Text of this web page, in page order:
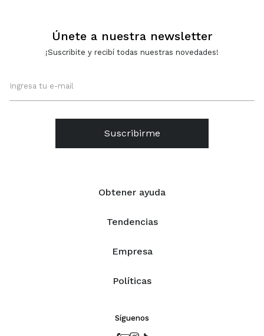
Obtener ayuda
Tendencias
Empresa
Políticas
Únete a nuestra newsletter
¡Suscribite y recibí todas nuestras novedades!
Suscribirme
Síguenos